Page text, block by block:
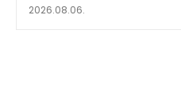
2026.08.06.